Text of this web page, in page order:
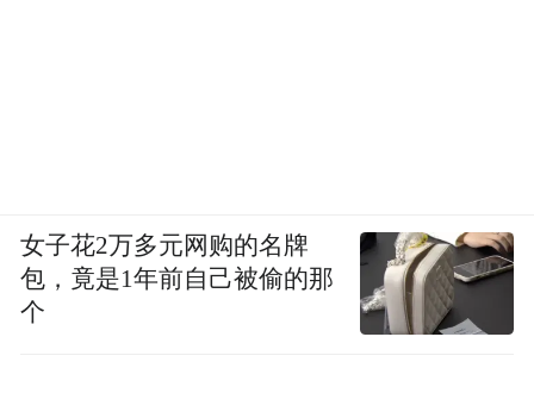
女子花2万多元网购的名牌
包，竟是1年前自己被偷的那
个